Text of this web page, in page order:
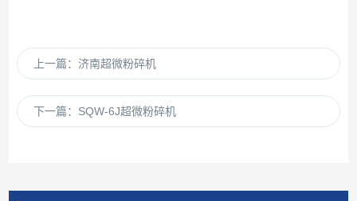
上一篇： 济南超微粉碎机
下一篇： SQW-6J超微粉碎机